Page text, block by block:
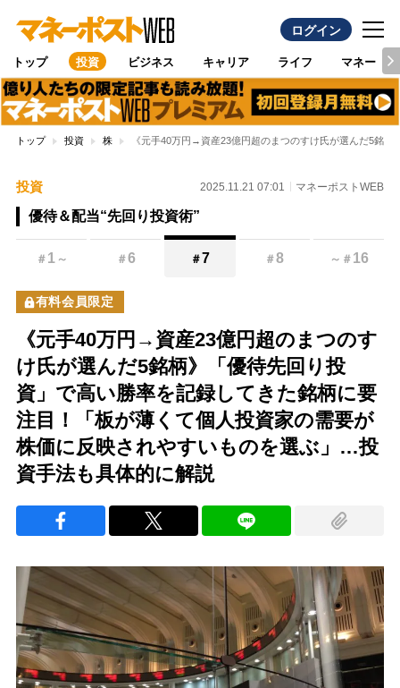
ログイン
トップ 投資 ビジネス キャリア ライフ マネー
トップ 投資 株 《元手40万円→資産23億円超のまつのすけ氏が選んだ5銘
投資 2025.11.21 07:01 マネーポストWEB
優待＆配当“先回り投資術”
＃ 1 ～ ＃6 ＃7 ＃8 ～ ＃ 16
有料会員限定
《元手40万円→資産23億円超のまつのす
け氏が選んだ5銘柄》「優待先回り投
資」で高い勝率を記録してきた銘柄に要
注目！「板が薄くて個人投資家の需要が
株価に反映されやすいものを選ぶ」…投
資手法も具体的に解説